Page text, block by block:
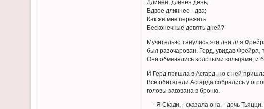
Длинен, длинен день,
Вдвое длиннее - два;
Как же мне пережить
Бесконечные девять дней?
Мучительно тянулись эти дни для
был разочарован. Герд, увидав Фрейра,
Они обменялись золотыми кольцами, и
И Герд пришла в Асгард, но с ней
Все обитатели Асгарда собрались у
головы закована в броню.
- Я Скади, - сказала она, - дочь